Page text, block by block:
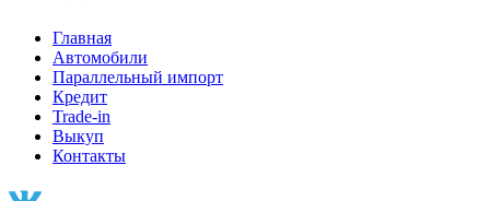
Главная
Автомобили
Параллельный импорт
Кредит
Trade-in
Выкуп
Контакты